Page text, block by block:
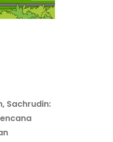
Sachrudin: